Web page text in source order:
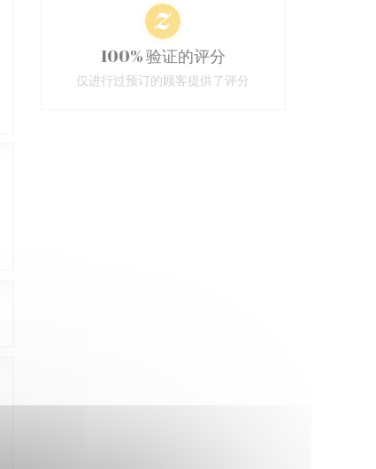
100% 验证的评分
仅进行过预订的顾客提供了评分